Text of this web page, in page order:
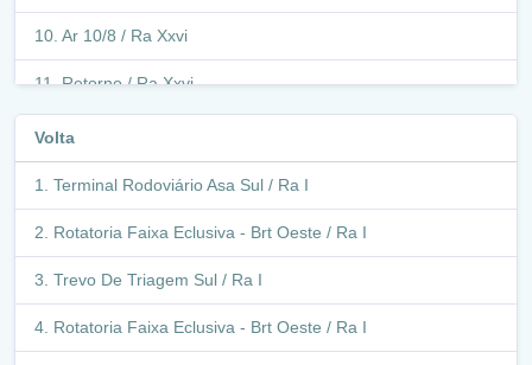
Ar 10/8 / Ra Xxvi
Retorno / Ra Xxvi
Ar 8 / Ra Xxvi
Retorno / Ra Xxvi
Cond Burit / Ra Xxvi
Cond Versalles / Ra Xxvi
Cond Vila Verde / Ra Xxvi
Volta
Terminal Rodoviário Asa Sul / Ra I
Rotatoria Faixa Eclusiva - Brt Oeste / Ra I
Trevo De Triagem Sul / Ra I
Rotatoria Faixa Eclusiva - Brt Oeste / Ra I